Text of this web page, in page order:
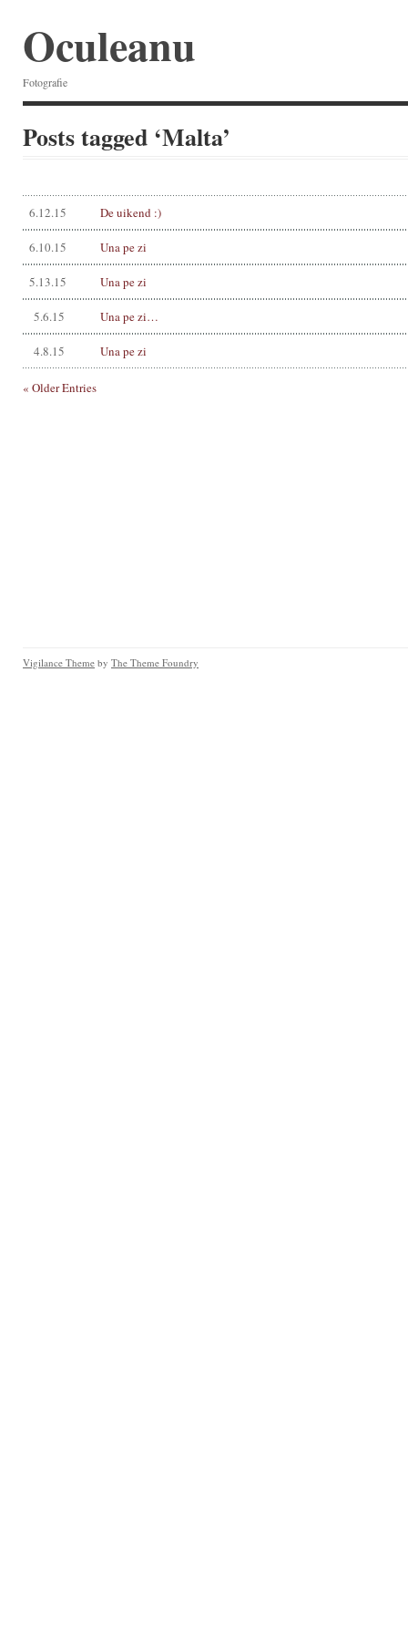
Oculeanu
Fotografie
Posts tagged ‘Malta’
6.12.15 De uikend :)
6.10.15 Una pe zi
5.13.15 Una pe zi
5.6.15 Una pe zi…
4.8.15 Una pe zi
« Older Entries
Vigilance Theme by The Theme Foundry